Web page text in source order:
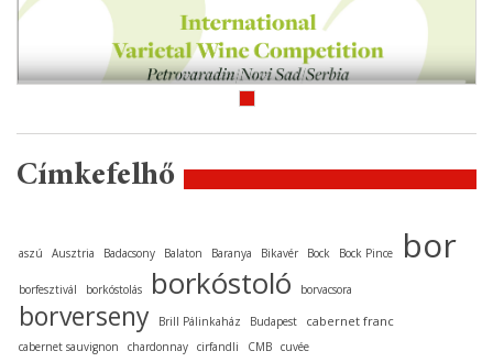
Címkefelhő
aszú Ausztria Badacsony Balaton Baranya Bikavér Bock Bock Pince bor
borfesztivál borkóstolás borkóstoló borvacsora
borverseny Brill Pálinkaház Budapest cabernet franc
cabernet sauvignon chardonnay cirfandli CMB cuvée